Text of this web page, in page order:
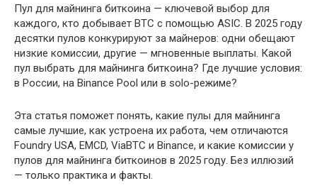
Пул для майнинга биткоина — ключевой выбор для
каждого, кто добывает BTC с помощью ASIC. В 2025 году
десятки пулов конкурируют за майнеров: одни обещают
низкие комиссии, другие — мгновенные выплаты. Какой
пул выбрать для майнинга биткоина? Где лучшие условия:
в России, на Binance Pool или в solo-режиме?
Эта статья поможет понять, какие пулы для майнинга
самые лучшие, как устроена их работа, чем отличаются
Foundry USA, EMCD, ViaBTC и Binance, и какие комиссии у
пулов для майнинга биткоинов в 2025 году. Без иллюзий
— только практика и факты.